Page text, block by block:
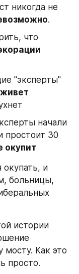
никогда не
.
что
"эксперты"
начали
простоит 30
окупит
и
больницы,
истории
мосту. Как это
просто.